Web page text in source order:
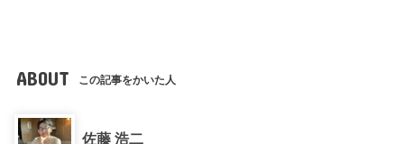
ABOUT この記事をかいた人
佐藤 浩二